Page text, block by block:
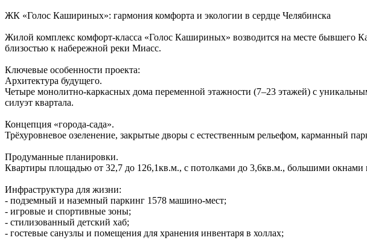
ЖК «Голос Кашириных»: гармония комфорта и экологии в сердце Челябинска
Жилой комплекс комфорт‑класса «Голос Кашириных» возводится на месте бывшего
близостью к набережной реки Миасс.
Ключевые особенности проекта:
Архитектура будущего.
Четыре монолитно‑каркасных дома переменной этажности (7–23 этажей) с
силуэт квартала.
Концепция «города‑сада».
Трёхуровневое озеленение, закрытые дворы с естественным рельефом, карманный
Продуманные планировки.
Квартиры площадью от 32,7 до 126,1кв.м., с потолками до 3,6кв.м., большими
Инфраструктура для жизни:
- подземный и наземный паркинг 1578 машино‑мест;
- игровые и спортивные зоны;
- стилизованный детский хаб;
- гостевые санузлы и помещения для хранения инвентаря в холлах;